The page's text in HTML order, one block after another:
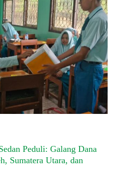
Peduli: Galang Dana
Sumatera Utara, dan